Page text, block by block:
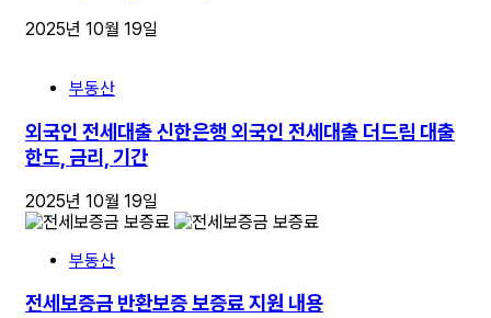
2025년 10월 19일
부동산
외국인 전세대출 신한은행 외국인 전세대출 더드림 대출
한도, 금리, 기간
2025년 10월 19일
부동산
전세보증금 반환보증 보증료 지원 내용